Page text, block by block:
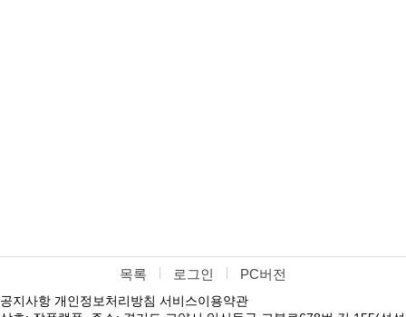
목록 로그인 PC버전
공지사항 개인정보처리방침 서비스이용약관